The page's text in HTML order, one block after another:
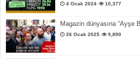
4 Ocak 2024 10,377
Magazin dünyasına “Ayşe
26 Ocak 2025 9,890